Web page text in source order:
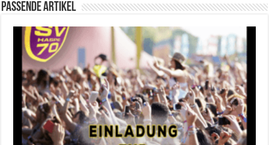
Passende Artikel